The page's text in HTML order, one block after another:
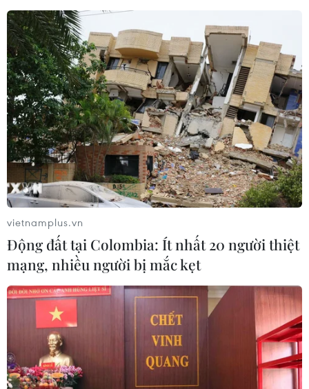
#Trông giữ xe
#bãi đỗ xe
#thu phí trông xe
#không dùng tiền mặt
Theo dõi VietnamPlus
TIN LIÊN QUAN
vietnamplus.vn
Động đất tại Colombia: Ít nhất 20 người thiệt
mạng, nhiều người bị mắc kẹt